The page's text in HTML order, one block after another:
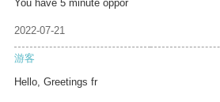
You have 5 minute oppor
2022-07-21
游客
Hello, Greetings fr